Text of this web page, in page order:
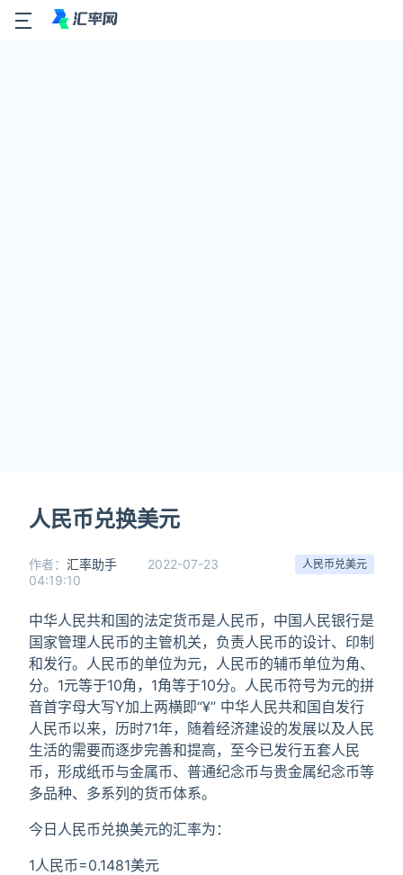
人民币兑换美元
人民币兑美元
作者： 汇率助手
2022-07-23
04:19:10
中华人民共和国的法定货币是人民币，中国人民银行是
国家管理人民币的主管机关，负责人民币的设计、印制
和发行。人民币的单位为元，人民币的辅币单位为角、
分。1元等于10角，1角等于10分。人民币符号为元的拼
音首字母大写Y加上两横即“¥” 中华人民共和国自发行
人民币以来，历时71年，随着经济建设的发展以及人民
生活的需要而逐步完善和提高，至今已发行五套人民
币，形成纸币与金属币、普通纪念币与贵金属纪念币等
多品种、多系列的货币体系。
今日人民币兑换美元的汇率为：
1人民币=0.1481美元